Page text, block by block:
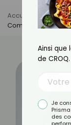
Accueil Actus
Comment Muscler
Ainsi que
de CROQ.
Je
des